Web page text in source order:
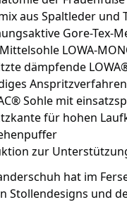
aus Spaltleder und
Gore-Tex-
LOWA-
dämpfende
Sohle mit
für hohen
zur
hat im
Stol­len­designs und